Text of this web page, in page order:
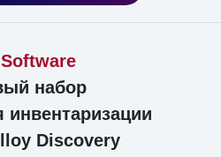
набор
инвентаризации
Discovery